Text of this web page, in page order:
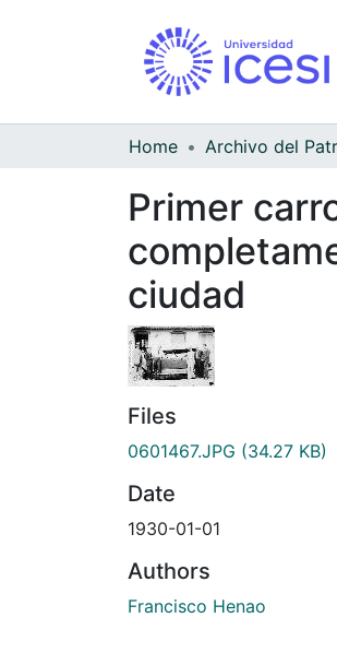
Home
Primer
ciudad
Files
0601467.JPG (34.27 KB)
Date
1930-01-01
Authors
Francisco Henao